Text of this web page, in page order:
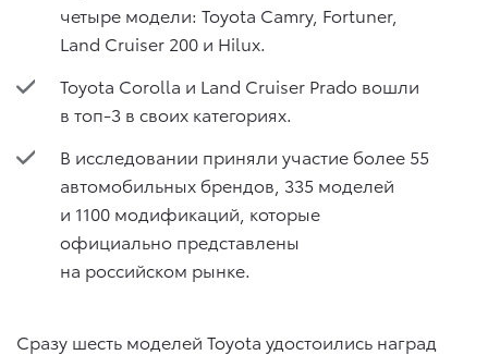
четыре модели: Toyota Camry, Fortuner,
Land Cruiser 200 и Hilux.
Toyota Corolla и Land Cruiser Prado вошли
в топ-3 в своих категориях.
В исследовании приняли участие более 55
автомобильных брендов, 335 моделей
и 1100 модификаций, которые
официально представлены
на российском рынке.
Сразу шесть моделей Toyota удостоились наград